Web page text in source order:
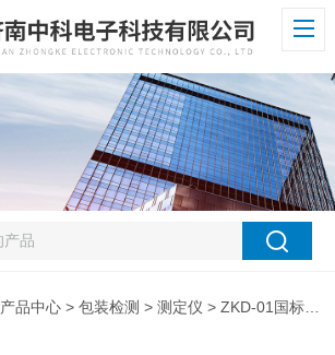
产品中心 >包装检测 >测定仪 > ZKD-01国标铝箔针孔度测试仪100倍物镜0.01mm刻度